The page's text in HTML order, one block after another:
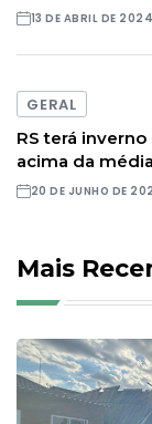
13 DE ABRIL DE 2024
GERAL
RS terá
acima da média
20 DE JUNHO DE
Mais